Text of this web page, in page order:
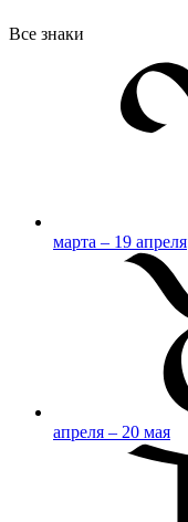
Все знаки
марта – 19 апреля
апреля – 20 мая